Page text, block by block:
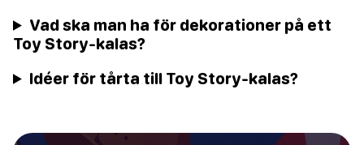
Vad ska man ha för dekorationer på ett
Toy Story-kalas?
Idéer för tårta till Toy Story-kalas?